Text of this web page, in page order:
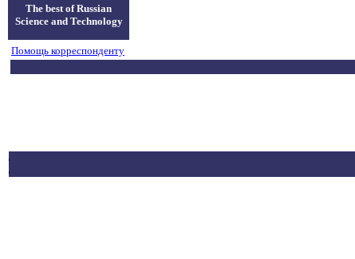
The best of Russian
Science and Technology
Помощь корреспонденту